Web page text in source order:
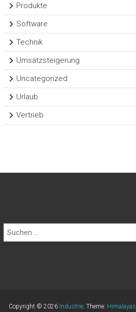
Produkte
Software
Technik
Umsatzsteigerung
Uncategorized
Urlaub
Vertrieb
Copyright © 2026 Industrie. Theme: Himalayas